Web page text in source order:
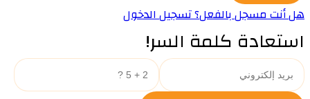
هل أنت مسجل بالفعل؟ تسجيل الدخول
استعادة كلمة السر!